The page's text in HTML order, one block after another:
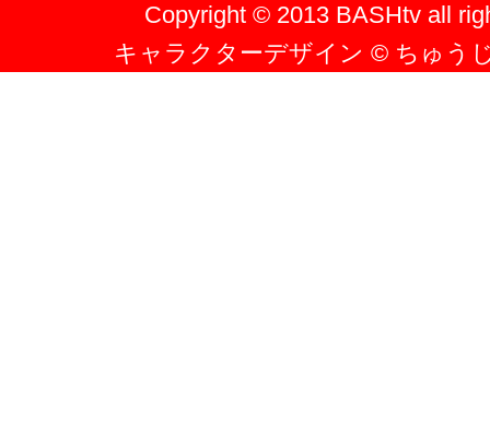
Copyright © 2013 BASHtv all
キャラクターデザイン © ちゅう